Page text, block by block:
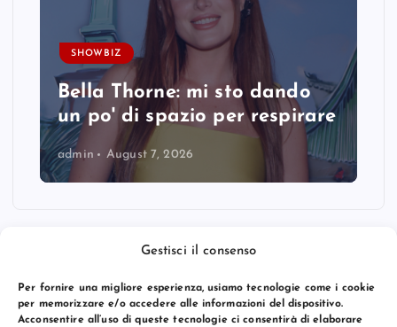
Gestisci il consenso
Per fornire una migliore esperienza, usiamo tecnologie come i cookie
per memorizzare e/o accedere alle informazioni del dispositivo.
Acconsentire all’uso di queste tecnologie ci consentirà di elaborare
SHOWBIZ
Bella Thorne: mi sto dando
un po' di spazio per respirare
admin August 7, 2026